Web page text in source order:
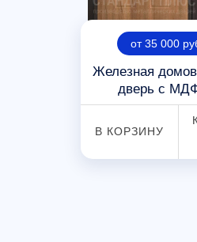
от 35 000
Железная
дверь с
В КОРЗИНУ